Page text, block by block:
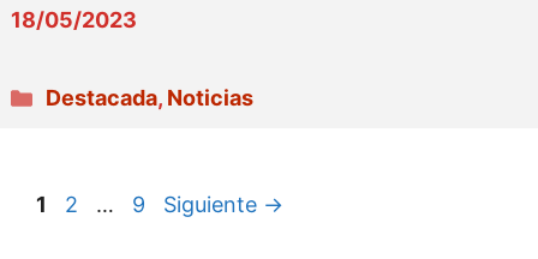
18/05/2023
Categorías
Destacada, Noticias
Página
1 Página
2 … Página
9 Siguiente →